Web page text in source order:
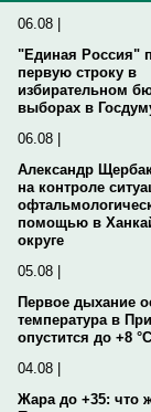
06.08 |
"Единая Россия"
первую строку в
избирательном
выборах в
06.08 |
Александр
на контроле
помощью в
округе
05.08 |
Первое дыхание
температура в
опустится до +8 °C
04.08 |
Жара до +35: что